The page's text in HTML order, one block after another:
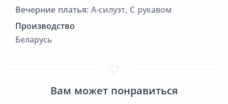
Вечерние платья: А-силуэт, С рукавом
Производство
Беларусь
Вам может понравиться